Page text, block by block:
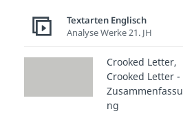
Textarten Englisch
Analyse Werke 21. JH
Crooked Letter,
Crooked Letter -
Zusammenfassu
ng